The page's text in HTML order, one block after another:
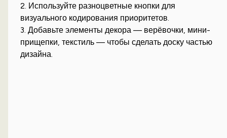
2. Используйте разноцветные кнопки для
визуального кодирования приоритетов.
3. Добавьте элементы декора — верёвочки, мини-
прищепки, текстиль — чтобы сделать доску частью
дизайна.